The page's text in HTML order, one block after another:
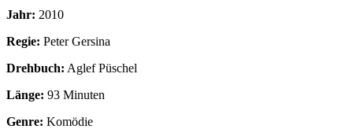
Jahr: 2010
Regie: Peter Gersina
Drehbuch: Aglef Püschel
Länge: 93 Minuten
Genre: Komödie